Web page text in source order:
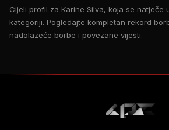
Cijeli profil za Karine Silva, koja se natječe
kategoriji. Pogledajte kompletan rekord
nadolazeće borbe i povezane vijesti.